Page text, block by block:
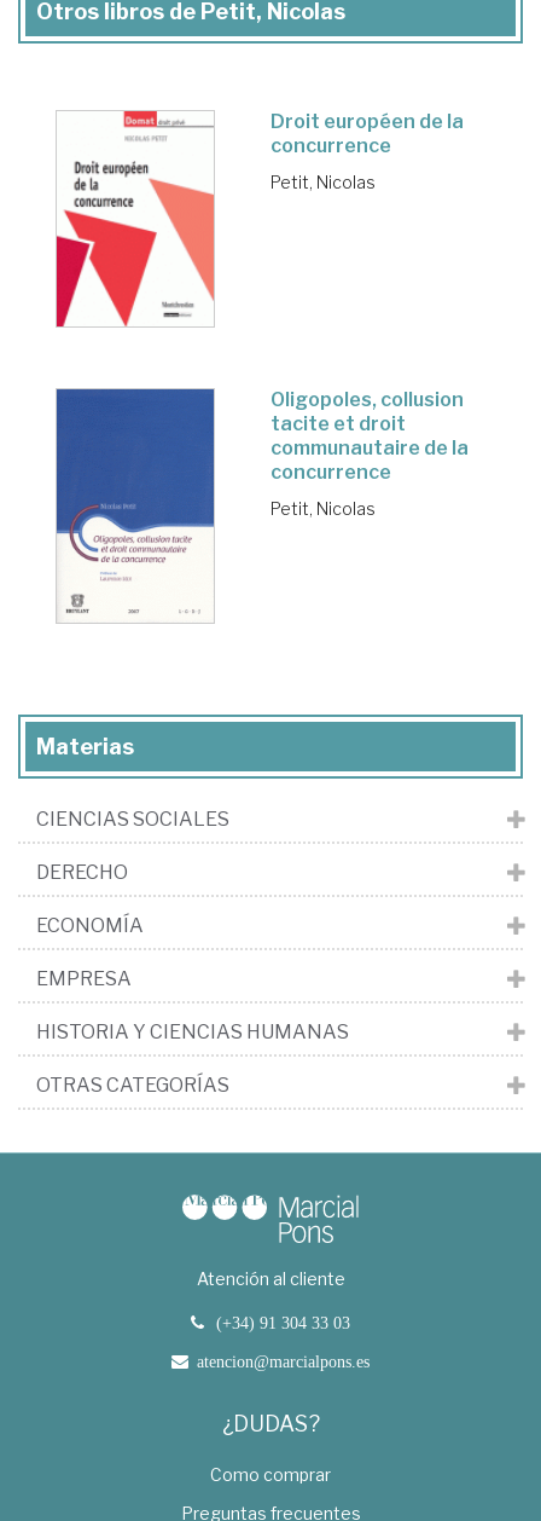
Otros libros de Petit, Nicolas
Droit européen de la
concurrence
Petit, Nicolas
Oligopoles, collusion
tacite et droit
communautaire de la
concurrence
Petit, Nicolas
Materias
CIENCIAS SOCIALES
DERECHO
ECONOMÍA
EMPRESA
HISTORIA Y CIENCIAS HUMANAS
OTRAS CATEGORÍAS
Atención al cliente
(+34) 91 304 33 03
atencion@marcialpons.es
¿DUDAS?
Como comprar
Preguntas frecuentes